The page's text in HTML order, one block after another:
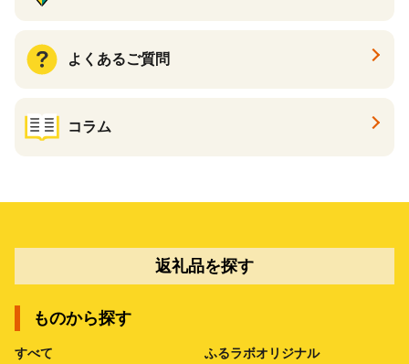
よくあるご質問
コラム
返礼品を探す
ものから探す
すべて ふるラボオリジナル